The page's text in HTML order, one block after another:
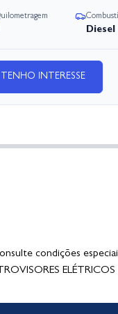
Diesel
TENHO INTERESSE
condições